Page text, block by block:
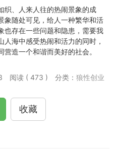
织、人来人往的热闹景象的成
象随处可见，给人一种繁华和活
也存在一些问题和隐患，需要我
海中感受热闹和活力的同时，
造一个和谐而美好的社会。
阅读 ( 473 ) 分类： 狼性创业
收藏